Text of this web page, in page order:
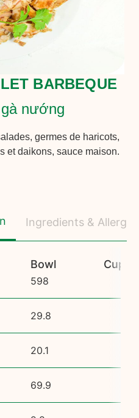
BARBEQUE
nướng
germes de haricots,
et daikons, sauce maison.
Ingredients &
Bowl Cup
598
29.8
20.1
69.9